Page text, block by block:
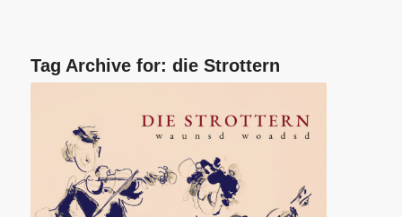
Tag Archive for: die Strottern